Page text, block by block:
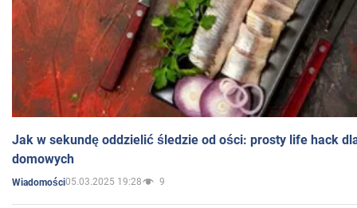
Jak w sekundę oddzielić śledzie od ości: prosty life hack
domowych
Wiadomości05.03.2025 19:28 9